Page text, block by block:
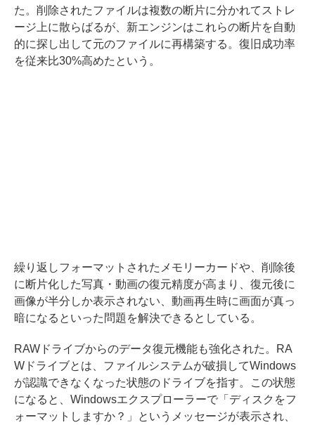
た。削除されたファイルは複数の断片に分かれてストレ
ージ上に散らばるが、新エンジンはこれらの断片を自動
的に探し出して元のファイルに再構築する。復旧成功率
を従来比30%高めたという。
繰り返しフォーマットされたメモリーカードや、削除後
に断片化した写真・動画の復元精度が高まり、復元後に
画像が半分しか表示されない、動画再生時に画面が真っ
暗になるといった問題を解決できるとしている。
RAWドライブからのデータ復元機能も強化された。RA
Wドライブとは、ファイルシステムが破損してWindows
が認識できなくなった状態のドライブを指す。この状態
になると、Windowsエクスプローラーで「ディスクをフ
ォーマットしますか？」というメッセージが表示され、